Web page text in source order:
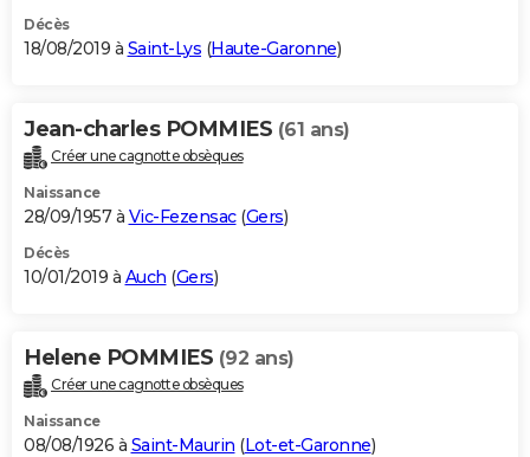
Décès
18/08/2019 à Saint-Lys (Haute-Garonne)
Jean-charles POMMIES (61 ans)
Créer une cagnotte obsèques
Naissance
28/09/1957 à Vic-Fezensac(Gers)
Décès
10/01/2019 à Auch (Gers)
Helene POMMIES (92 ans)
Créer une cagnotte obsèques
Naissance
08/08/1926 à Saint-Maurin (Lot-et-Garonne)